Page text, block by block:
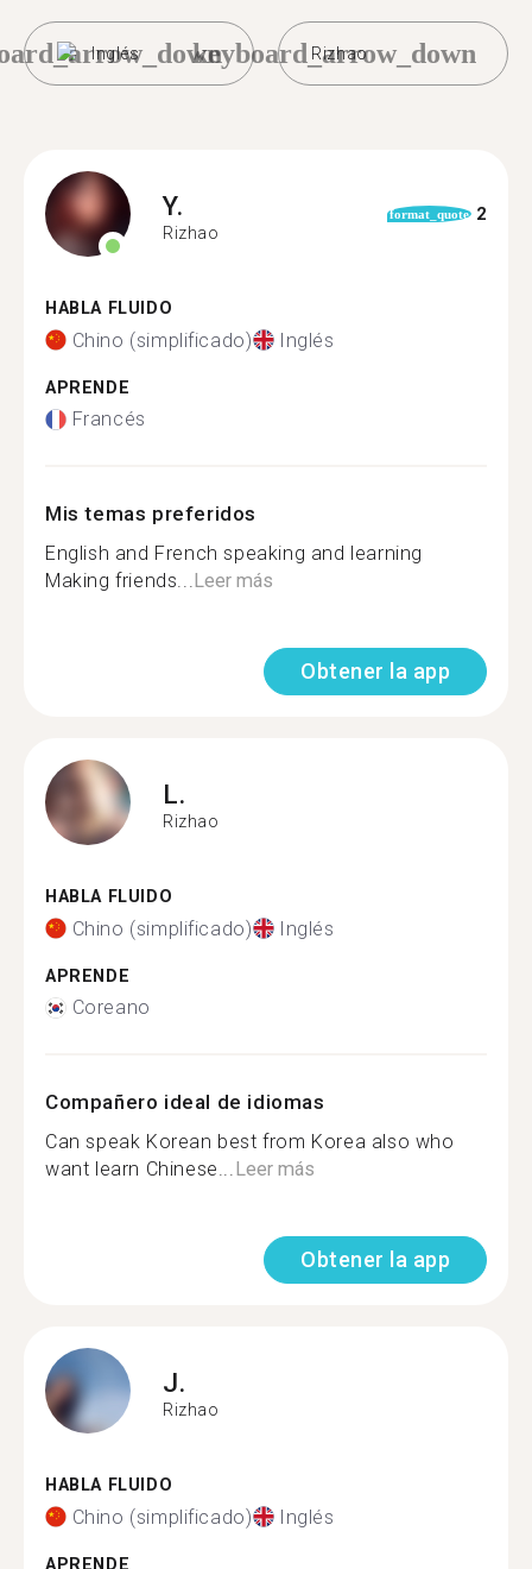
Inglés Rizhao
keyboard_arrow_down
Y.
Rizhao
format_quote 2
HABLA FLUIDO
Chino (simplificado) Inglés
APRENDE
Francés
Mis temas preferidos
English and French speaking and learning
Making friends...Leer más
Obtener la app
L.
Rizhao
HABLA FLUIDO
Chino (simplificado) Inglés
APRENDE
Coreano
Compañero ideal de idiomas
Can speak Korean best from Korea also who
want learn Chinese...Leer más
Obtener la app
J.
Rizhao
HABLA FLUIDO
Chino (simplificado) Inglés
APRENDE